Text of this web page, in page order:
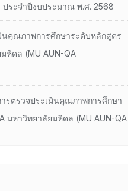
ระจำปีงบประมาณ พ.ศ. 2568
นคุณภาพการศึกษาระดับหลักสูตร
หิดล (MU AUN-QA
รตรวจประเมินคุณภาพการศึกษา
มหาวิทยาลัยมหิดล (MU AUN-QA